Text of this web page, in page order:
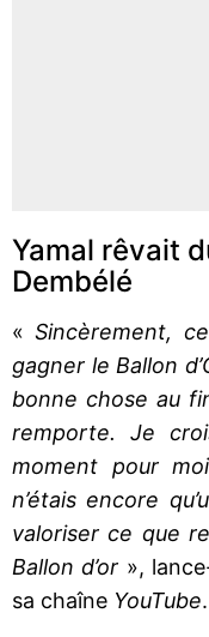
Yamal rêvait
Dembélé
«Sincèrement,
gagner le Ballon
bonne chose au
remporte. Je
moment pour
n’étais encore
valoriser ce que
Ballon d’or »,
sa chaîne YouTube.